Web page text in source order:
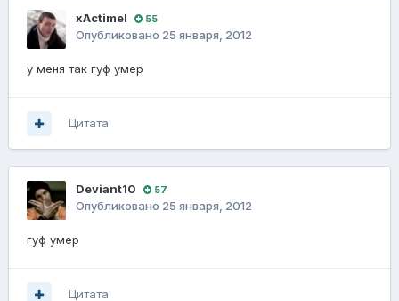
xActimel 55
Опубликовано 25 января, 2012
у меня так гуф умер
Цитата
Deviant10 57
Опубликовано 25 января, 2012
гуф умер
Цитата